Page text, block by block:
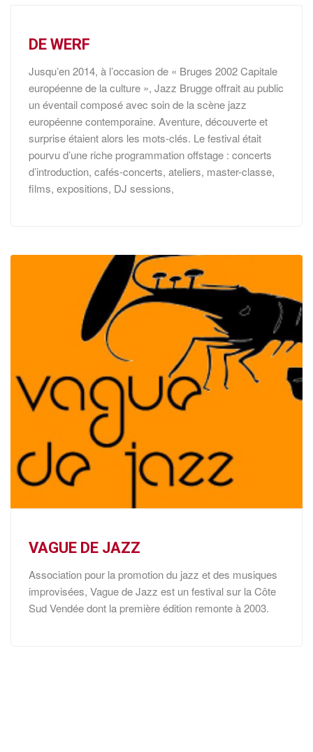
DE WERF
Jusqu’en 2014, à l’occasion de « Bruges 2002 Capitale
européenne de la culture », Jazz Brugge offrait au public
un éventail composé avec soin de la scène jazz
européenne contemporaine. Aventure, découverte et
surprise étaient alors les mots-clés. Le festival était
pourvu d’une riche programmation offstage : concerts
d’introduction, cafés-concerts, ateliers, master-classe,
films, expositions, DJ sessions,
VAGUE DE JAZZ
Association pour la promotion du jazz et des musiques
improvisées, Vague de Jazz est un festival sur la Côte
Sud Vendée dont la première édition remonte à 2003.